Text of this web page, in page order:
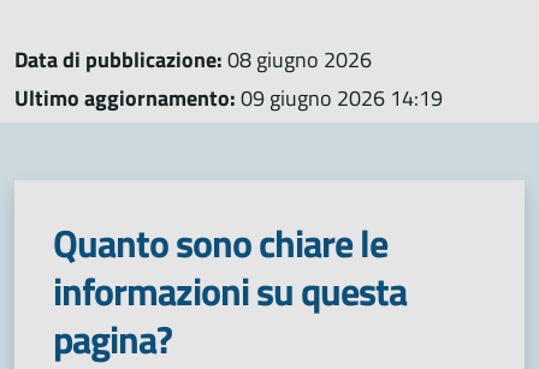
Data di pubblicazione:08 giugno 2026
Ultimo aggiornamento:09 giugno 2026 14:19
Quanto sono chiare le
informazioni su questa
pagina?